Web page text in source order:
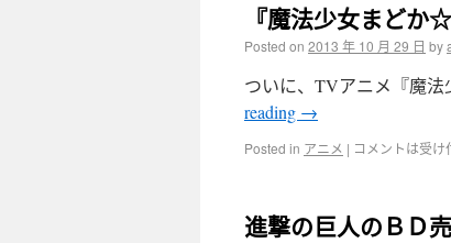
『魔法少女まど
Posted on 2013 年 10 月 29 日 by
ついに、TVアニメ『魔
reading →
Posted in アニメ | コメントは受け
進撃の巨人のＢＤ